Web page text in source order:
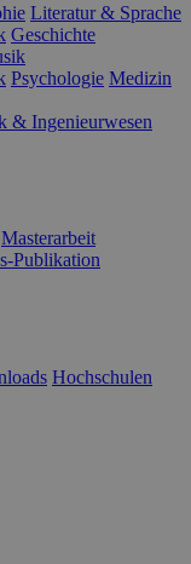
Literatur & Sprache
Geschichte
Psychologie Medizin
& Ingenieurwesen
Masterarbeit
Publikation
Hochschulen